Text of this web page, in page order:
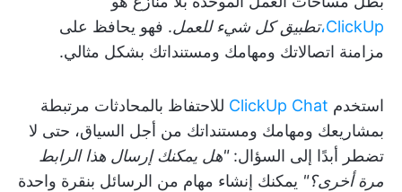
ClickUp، تطبيق كل شيء للعمل. فهو يحافظ على
مزامنة اتصالاتك ومهامك ومستنداتك بشكل مثالي.
استخدم ClickUp Chat للاحتفاظ بالمحادثات مرتبطة
بمشاريعك ومهامك ومستنداتك من أجل السياق، حتى لا
تضطر أبدًا إلى السؤال:"هل يمكنك إرسال هذا الرابط
مرة أخرى؟" يمكنك إنشاء مهام من الرسائل بنقرة واحدة